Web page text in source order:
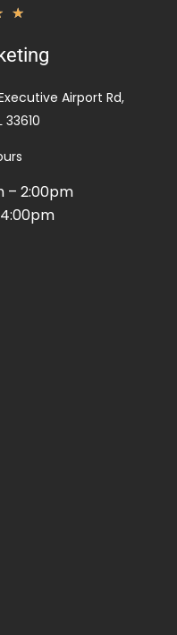
★
out
5
Airport Rd,
33610
– 2:00pm